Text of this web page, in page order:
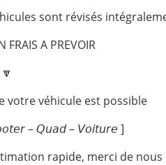
sont révisés
FRAIS A PREVOIR
votre véhicule est possible
– 𝘘𝘶𝘢𝘥 – 𝘝𝘰𝘪𝘵𝘶𝘳𝘦 ]
rapide, merci de nous